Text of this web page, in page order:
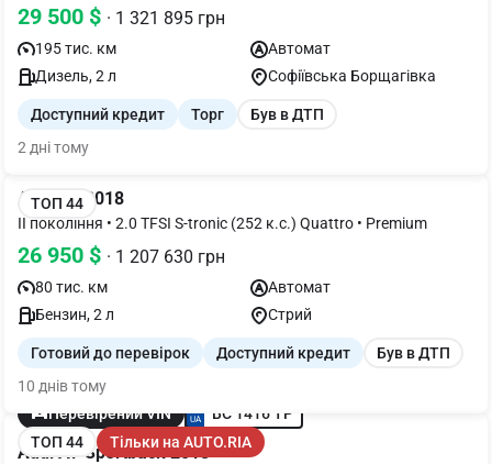
29 500 $ · 1 321 895 грн
195 тис. км
Автомат
Дизель, 2 л
Софіївська Борщагівка
Доступний кредит Торг
Був в ДТП
2 дні тому
ТОП 44
Audi Q5 2018
II покоління • 2.0 TFSI S-tronic (252 к.с.) Quattro • Premium
26 950 $ · 1 207 630 грн
80 тис. км
Автомат
Бензин, 2 л
Стрий
Готовий до перевірок Доступний кредит
Був в ДТП
10 днів тому
Перевірений VIN
BC 1416 TP
ТОП 44
Тільки на AUTO.RIA
Audi A7 Sportback 2018